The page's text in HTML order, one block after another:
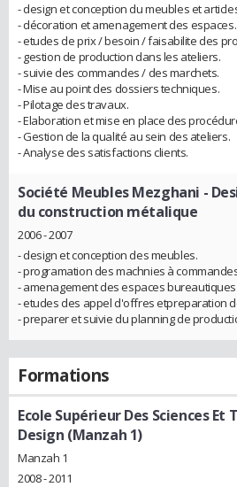
- design et conception du meubles et
- décoration et amenagement des espaces.
- etudes de prix / besoin / faisabilite des
- gestion de production dans les ateliers.
- suivie des commandes / des marchets.
- Mise au point des dossiers techniques.
- Pilotage des travaux.
- Elaboration et mise en place des
- Gestion de la qualité au sein des ateliers.
- Analyse des satisfactions clients.
Société Meubles Mezghani -
du construction métalique
2006 - 2007
- design et conception des meubles.
- programation des machnies à
- amenagement des espaces
- etudes des appel d'offres etpreparation
- preparer et suivie du planning de
Formations
Ecole Supérieur Des Sciences Et
Design (Manzah 1)
Manzah 1
2008 - 2011